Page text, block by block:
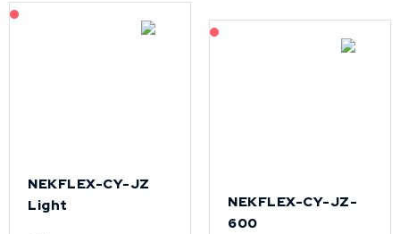
NEKFLEX-CY-JZ
Light
NEKFLEX-CY-JZ-
600